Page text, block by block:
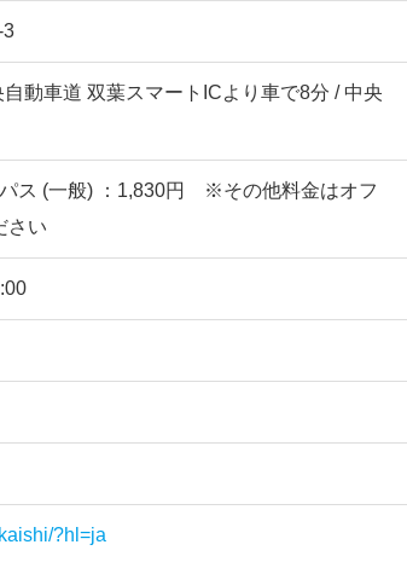
3
動車道 双葉スマートICより車で8分 / 中央
ス (一般) ：1,830円 ※その他料金はオフ
さい
?hl=ja